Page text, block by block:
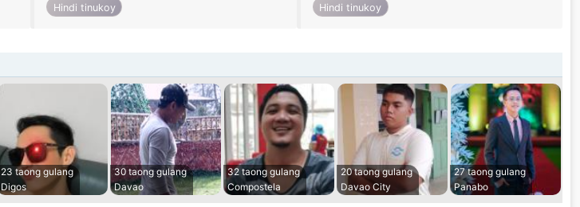
Hindi tinukoy Hindi tinukoy
23 taong gulang
Digos
30 taong gulang
Davao
32 taong gulang
Compostela
20 taong gulang
Davao City
27 taong gulang
Panabo